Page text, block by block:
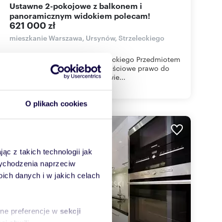
O plikach cookies
z takich technologii jak
naprzeciw
danych i w jakich celach
preferencje w sekcji
Ustawne 2-pokojowe z balkonem i
panoramicznym widokiem polecam!
621 000 zł
mieszkanie Warszawa, Ursynów, Strzeleckiego
Warszawa, Ursynów, ul. Strzeleckiego Przedmiotem
oferty jest spółdzielcze własnościowe prawo do
lokalu mieszkalnego z księgą wie...